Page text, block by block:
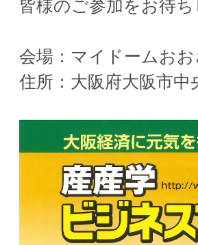
皆様のご参加をお待
会場：マイドームお
住所：大阪府大阪市中